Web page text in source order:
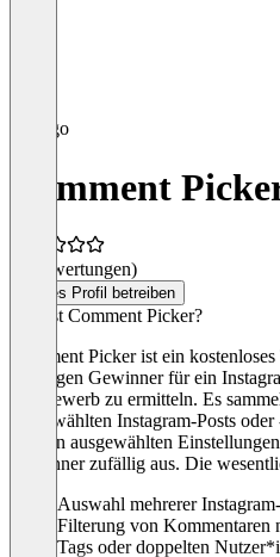
Comment
(0 Bewertungen)
Dieses Profil betreiben
Was ist Comment Picker?
Comment Picker ist ein
zufälligen Gewinner für ein
Wettbewerb zu ermitteln. Es
ausgewählten Instagram-Posts
auf den ausgewählten
Gewinner zufällig aus. Die
Auswahl mehrerer
Filterung von Kommentaren
Tags oder doppelten